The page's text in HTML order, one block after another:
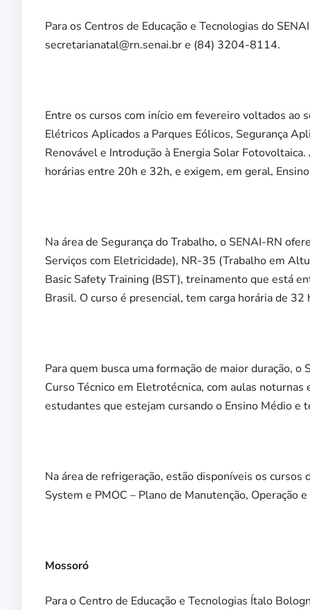
Para os Centros de Educação e Tecnologias do
secretarianatal@rn.senai.br e (84) 3204-8114.
Entre os cursos com início em fevereiro voltados ao
Elétricos Aplicados a Parques Eólicos, Segurança
Renovável e Introdução à Energia Solar
horárias entre 20h e 32h, e exigem, em geral,
Na área de Segurança do Trabalho, o SENAI-RN
Serviços com Eletricidade), NR-35 (Trabalho em
Basic Safety Training (BST), treinamento que está
Brasil. O curso é presencial, tem carga horária de
Para quem busca uma formação de maior duração,
Curso Técnico em Eletrotécnica, com aulas
estudantes que estejam cursando o Ensino Médio e
Na área de refrigeração, estão disponíveis os
System e PMOC – Plano de Manutenção, Operação
Mossoró
Para o Centro de Educação e Tecnologias Ítalo